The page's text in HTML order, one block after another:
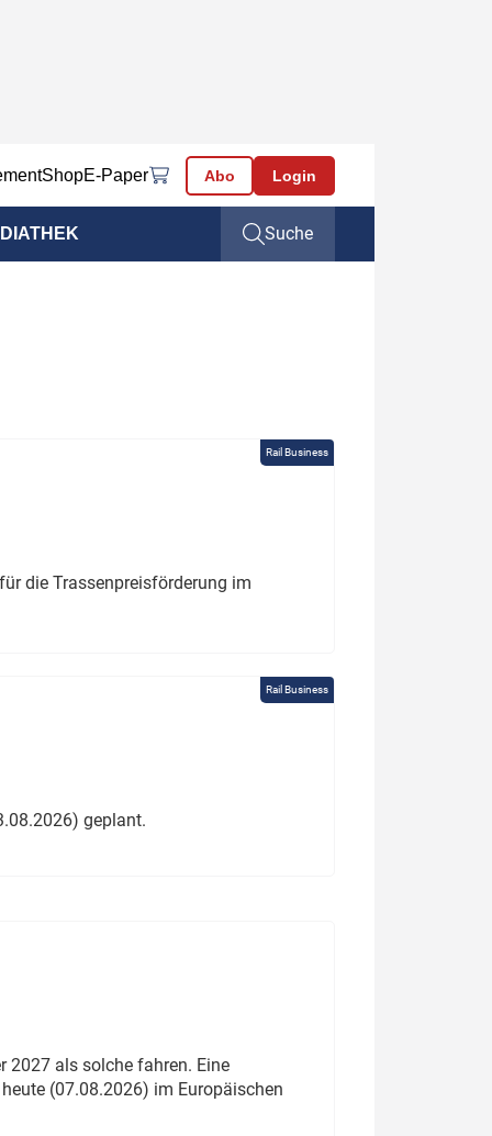
ShopE-Paper Abo Login
Suche
Rail Business
die Trassenpreisförderung im
Rail Business
geplant.
2027 als solche fahren. Eine
(07.08.2026) im Europäischen